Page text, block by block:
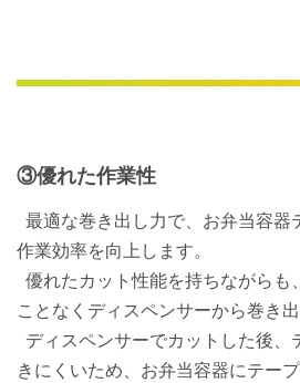
③優れた作業性
最適な巻き出し力で、お弁当容器
作業効率を向上します。
優れたカット性能を持ちながらも
ことなくディスペンサーから巻き
ディスペンサーでカットした後、
きにくいため、お弁当容器にテー